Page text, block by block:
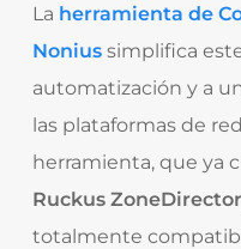
La herramienta de
Noniussimplifica
automatización y a
las plataformas de
herramienta, que ya
Ruckus ZoneDirector
totalmente